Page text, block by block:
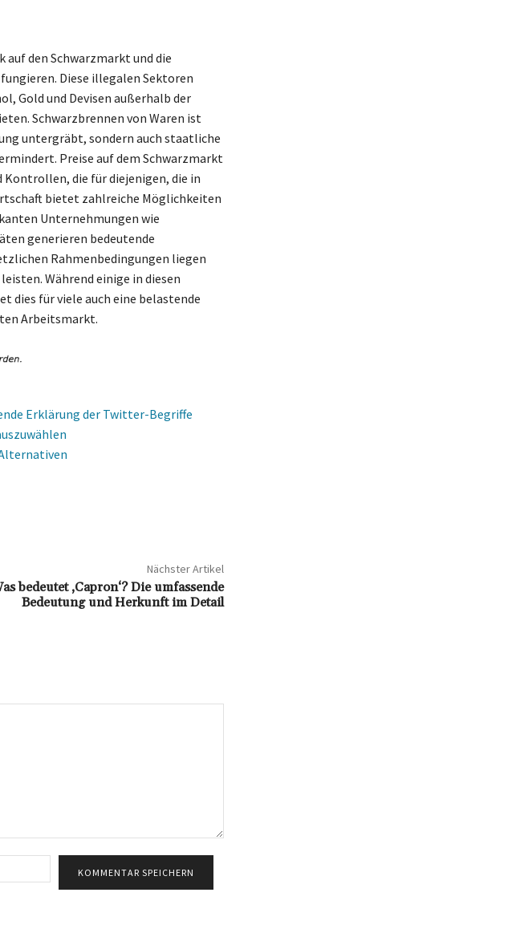
auf den Schwarzmarkt und die
Diese illegalen Sektoren
Gold und Devisen außerhalb der
Schwarzbrennen von Waren ist
untergräbt, sondern auch staatliche
Preise auf dem Schwarzmarkt
die für diejenigen, die in
bietet zahlreiche Möglichkeiten
Unternehmungen wie
generieren bedeutende
Rahmenbedingungen liegen
Während einige in diesen
dies für viele auch eine belastende
Arbeitsmarkt.
Erklärung der Twitter-Begriffe
Nächster Artikel
bedeutet ‚Capron‘? Die umfassende
Bedeutung und Herkunft im Detail
Mail:*